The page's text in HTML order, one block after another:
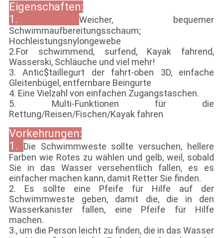
Eigenschaften:
1.
Weicher, bequemer
Schwimmaufbereitungsschaum;
Hochleistungsnylongewebe
2.For schwimmend, surfend, Kayak fahrend,
Wasserski, Schläuche und viel mehr!
3. Antic$taillegurt der fahrt-oben 3D, einfache
Gleitenbügel, entfernbare Beingurte
4. Eine Vielzahl von einfachen Zugangstaschen.
5. Multi-Funktionen für die
Rettung/Reisen/Fischen/Kayak fahren
Vorkehrungen:
1.
Die Schwimmweste sollte versuchen, hellere
Farben wie Rotes zu wählen und gelb, weil, sobald
Sie in das Wasser versehentlich fallen, es es
einfacher machen kann, damit Retter Sie finden.
2. Es sollte eine Pfeife für Hilfe auf der
Schwimmweste geben, damit die, die in den
Wasserkanister fallen, eine Pfeife für Hilfe
machen.
3., um die Person leicht zu finden, die in das Wasser